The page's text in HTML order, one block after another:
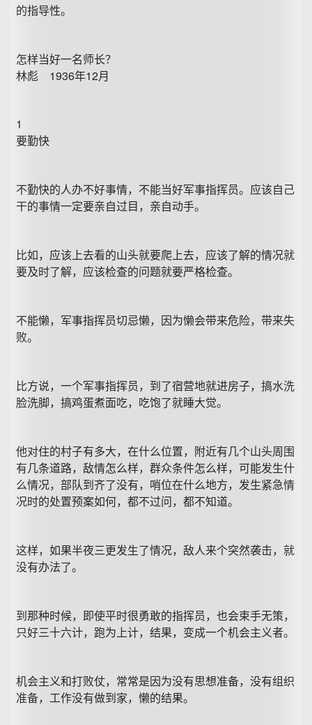
的指导性。
怎样当好一名师长？
林彪 1936年12月
1
要勤快
不勤快的人办不好事情，不能当好军事指挥员。应该自己
干的事情一定要亲自过目，亲自动手。
比如，应该上去看的山头就要爬上去，应该了解的情况就
要及时了解，应该检查的问题就要严格检查。
不能懒，军事指挥员切忌懒，因为懒会带来危险，带来失
败。
比方说，一个军事指挥员，到了宿营地就进房子，搞水洗
脸洗脚，搞鸡蛋煮面吃，吃饱了就睡大觉。
他对住的村子有多大，在什么位置，附近有几个山头周围
有几条道路，敌情怎么样，群众条件怎么样，可能发生什
么情况，部队到齐了没有，哨位在什么地方，发生紧急情
况时的处置预案如何，都不过问，都不知道。
这样，如果半夜三更发生了情况，敌人来个突然袭击，就
没有办法了。
到那种时候，即使平时很勇敢的指挥员，也会束手无策，
只好三十六计，跑为上计，结果，变成一个机会主义者。
机会主义和打败仗，常常是因为没有思想准备，没有组织
准备，工作没有做到家，懒的结果。